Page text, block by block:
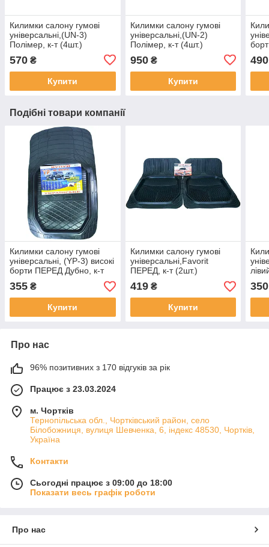
Килимки салону гумові
універсальні,(UN-3)
Полімер, к-т (4шт.)
570 ₴
Купити
Килимки салону гумові
універсальні,(UN-2)
Полімер, к-т (4шт.)
950₴
Купити
490
Подібні товари компанії
Килимки салону гумові
універсальні, (YP-3) високі
борти ПЕРЕД Дубно, к-т
(2шт.)
355 ₴
Купити
Килимки салону гумові
універсальні,Favorit
ПЕРЕД, к-т (2шт.)
419₴
Купити
350
Про нас
96% позитивних з 170 відгуків за рік
Працює з 23.03.2024
м. Чортків
Тернопільська обл., Чортківський район, село
Білобожниця, вулиця Шевченка, 6, індекс 48530, Чортків,
Україна
Контакти
Сьогодні працює з 09:00 до 18:00
Показати весь графік роботи
Про нас